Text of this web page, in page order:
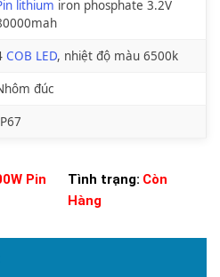
lithium iron phosphate 3.2V
COB LED, nhiệt độ màu 6500k
đúc
Pin
Tình trạng: Còn
Hàng